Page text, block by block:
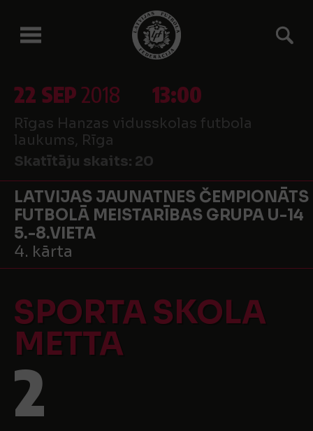
22 SEP2018 13:00
Rīgas Hanzas vidusskolas futbola
laukums, Rīga
Skatītāju skaits: 20
LATVIJAS JAUNATNES ČEMPIONĀTS
FUTBOLĀ MEISTARĪBAS GRUPA U-14
5.-8.VIETA
4. kārta
SPORTA SKOLA
METTA
2